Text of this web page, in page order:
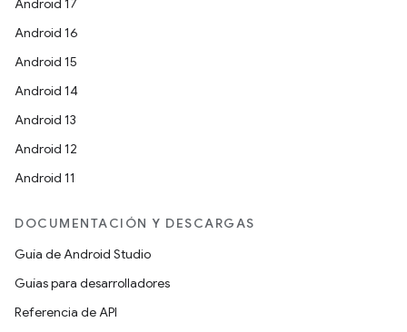
Android 17
Android 16
Android 15
Android 14
Android 13
Android 12
Android 11
DOCUMENTACIÓN Y DESCARGAS
Guía de Android Studio
Guías para desarrolladores
Referencia de API